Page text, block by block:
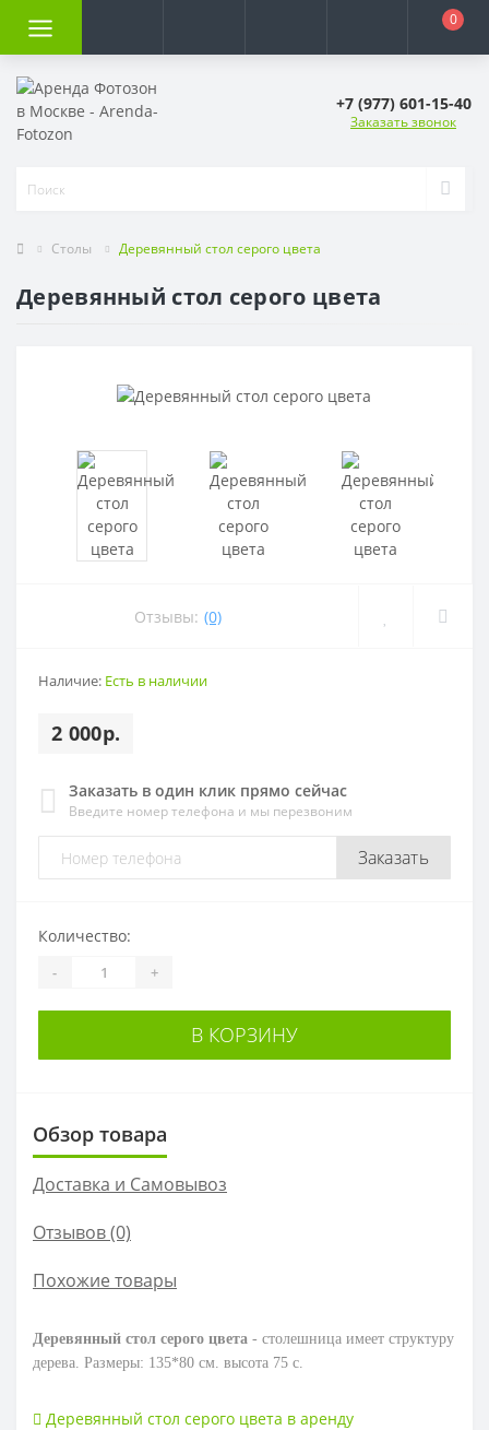
0
+7 (977) 601-15-40
Заказать звонок
Столы Деревянный стол серого цвета
Деревянный стол серого цвета
Отзывы: (0)
Наличие: Есть в наличии
2 000р.
Заказать в один клик прямо сейчас
Введите номер телефона и мы перезвоним
Заказать
Количество:
- +
В КОРЗИНУ
Обзор товара
Доставка и Самовывоз
Отзывов (0)
Похожие товары
Деревянный стол серого цвета - столешница имеет структуру
дерева. Размеры: 135*80 см. высота 75 с.
Деревянный стол серого цвета в аренду